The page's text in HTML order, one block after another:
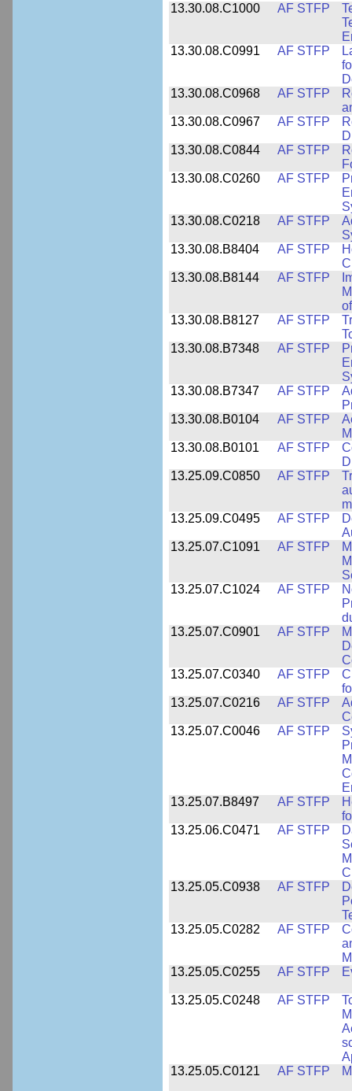
13.30.08.C1000
AF STFP
13.30.08.C0991
AF STFP
13.30.08.C0968
AF STFP
13.30.08.C0967
AF STFP
13.30.08.C0844
AF STFP
13.30.08.C0260
AF STFP
13.30.08.C0218
AF STFP
13.30.08.B8404
AF STFP
13.30.08.B8144
AF STFP
13.30.08.B8127
AF STFP
13.30.08.B7348
AF STFP
13.30.08.B7347
AF STFP
13.30.08.B0104
AF STFP
13.30.08.B0101
AF STFP
13.25.09.C0850
AF STFP
13.25.09.C0495
AF STFP
13.25.07.C1091
AF STFP
13.25.07.C1024
AF STFP
13.25.07.C0901
AF STFP
13.25.07.C0340
AF STFP
13.25.07.C0216
AF STFP
13.25.07.C0046
AF STFP
13.25.07.B8497
AF STFP
13.25.06.C0471
AF STFP
13.25.05.C0938
AF STFP
13.25.05.C0282
AF STFP
13.25.05.C0255
AF STFP
13.25.05.C0248 AF STFP
13.25.05.C0121
AF STFP